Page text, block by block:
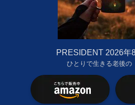
PRESIDENT 2026年
ひとりで生きる老後の